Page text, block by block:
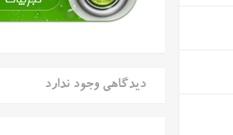
دیدگاهی وجود ندارد